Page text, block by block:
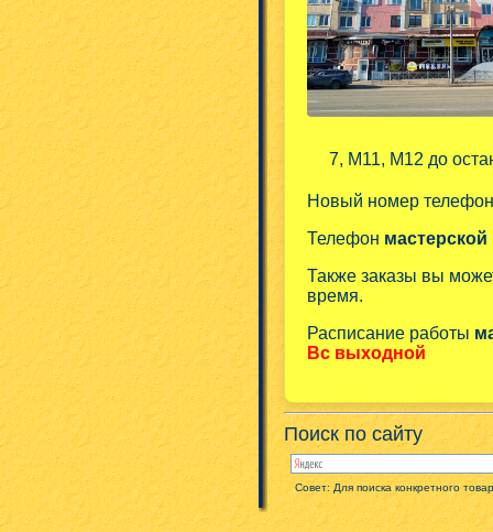
7, М11, М12 до
Новый номер
Телефон
Также заказы вы
время.
Расписание работы
Вс выходной
Поиск по сайту
Совет: Для поиска конкретного